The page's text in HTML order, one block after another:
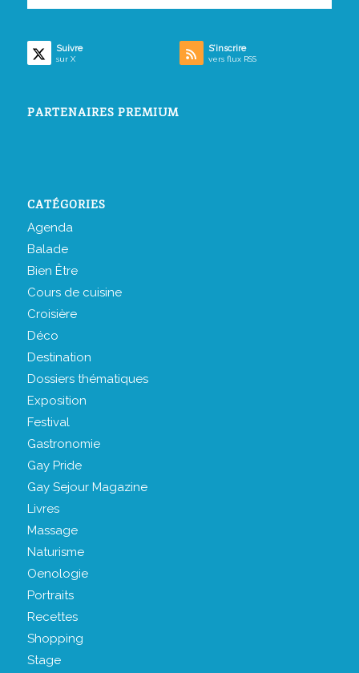
Suivre
sur X
S’inscrire
vers flux RSS
PARTENAIRES PREMIUM
CATÉGORIES
Agenda
Balade
Bien Être
Cours de cuisine
Croisière
Déco
Destination
Dossiers thématiques
Exposition
Festival
Gastronomie
Gay Pride
Gay Sejour Magazine
Livres
Massage
Naturisme
Oenologie
Portraits
Recettes
Shopping
Stage